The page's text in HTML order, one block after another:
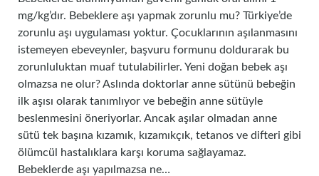
mg/kg’dır. Bebeklere aşı yapmak zorunlu mu? Türkiye’de
zorunlu aşı uygulaması yoktur. Çocuklarının aşılanmasını
istemeyen ebeveynler, başvuru formunu doldurarak bu
zorunluluktan muaf tutulabilirler. Yeni doğan bebek aşı
olmazsa ne olur? Aslında doktorlar anne sütünü bebeğin
ilk aşısı olarak tanımlıyor ve bebeğin anne sütüyle
beslenmesini öneriyorlar. Ancak aşılar olmadan anne
sütü tek başına kızamık, kızamıkçık, tetanos ve difteri gibi
ölümcül hastalıklara karşı koruma sağlayamaz.
Bebeklerde aşı yapılmazsa ne…